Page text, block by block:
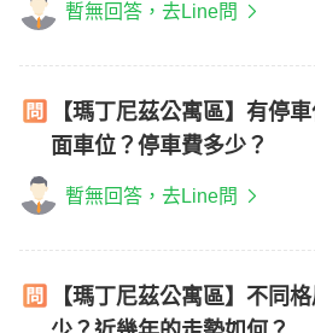
暫無回答，去Line問
【瑪丁尼茲公寓區】有停
面車位？停車費多少？
暫無回答，去Line問
【瑪丁尼茲公寓區】不同